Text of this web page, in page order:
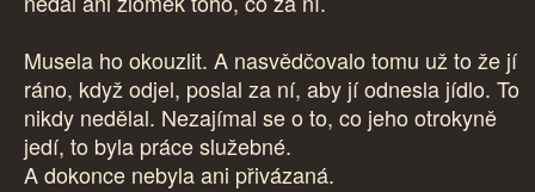
Musela ho okouzlit. A nasvědčovalo tomu už to že jí
ráno, když odjel, poslal za ní, aby jí odnesla jídlo. To
nikdy nedělal. Nezajímal se o to, co jeho otrokyně
jedí, to byla práce služebné.
A dokonce nebyla ani přivázaná.